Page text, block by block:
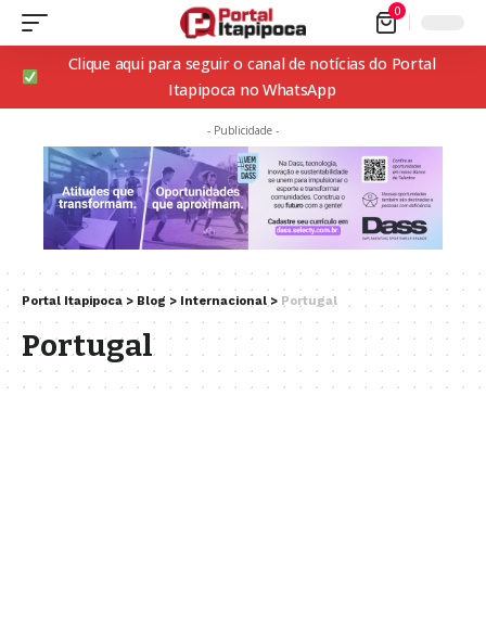
0
Clique aqui para seguir o canal de notícias do Portal
Itapipoca no WhatsApp
- Publicidade -
Portal Itapipoca > Blog > Internacional > Portugal
Portugal